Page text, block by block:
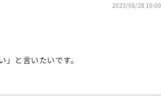
2023/08/28 10:00
と言いたいです。